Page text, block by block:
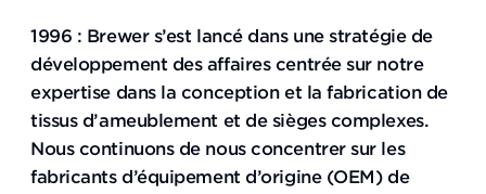
1996 : Brewer s’est lancé dans une stratégie de
développement des affaires centrée sur notre
expertise dans la conception et la fabrication de
tissus d’ameublement et de sièges complexes.
Nous continuons de nous concentrer sur les
fabricants d’équipement d’origine (OEM) de